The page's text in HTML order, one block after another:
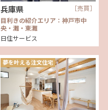
［売買］
兵庫県
目利きの紹介エリア：神戸市中
央・灘・東灘
日住サービス
夢を叶える注文住宅